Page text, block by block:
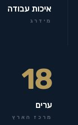
איכות עבודה
מידרג
18
ערים
מרכז הארץ